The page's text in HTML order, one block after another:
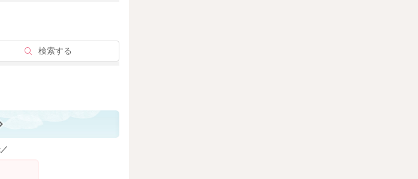
検索する